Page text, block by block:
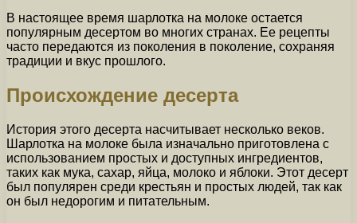
В настоящее время шарлотка на молоке остается
популярным десертом во многих странах. Ее рецепты
часто передаются из поколения в поколение, сохраняя
традиции и вкус прошлого.
Происхождение десерта
История этого десерта насчитывает несколько веков.
Шарлотка на молоке была изначально приготовлена с
использованием простых и доступных ингредиентов,
таких как мука, сахар, яйца, молоко и яблоки. Этот десерт
был популярен среди крестьян и простых людей, так как
он был недорогим и питательным.